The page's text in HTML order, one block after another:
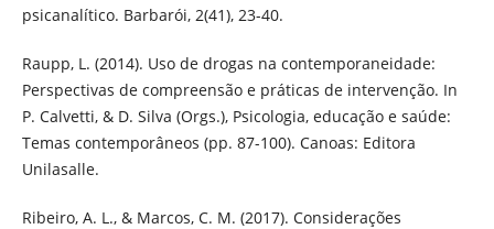
psicanalítico. Barbarói, 2(41), 23-40.
Raupp, L. (2014). Uso de drogas na contemporaneidade:
Perspectivas de compreensão e práticas de intervenção. In
P. Calvetti, & D. Silva (Orgs.), Psicologia, educação e saúde:
Temas contemporâneos (pp. 87-100). Canoas: Editora
Unilasalle.
Ribeiro, A. L., & Marcos, C. M. (2017). Considerações